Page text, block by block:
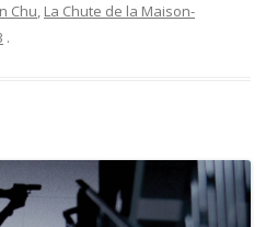
Chu, La Chute de la Maison-
.